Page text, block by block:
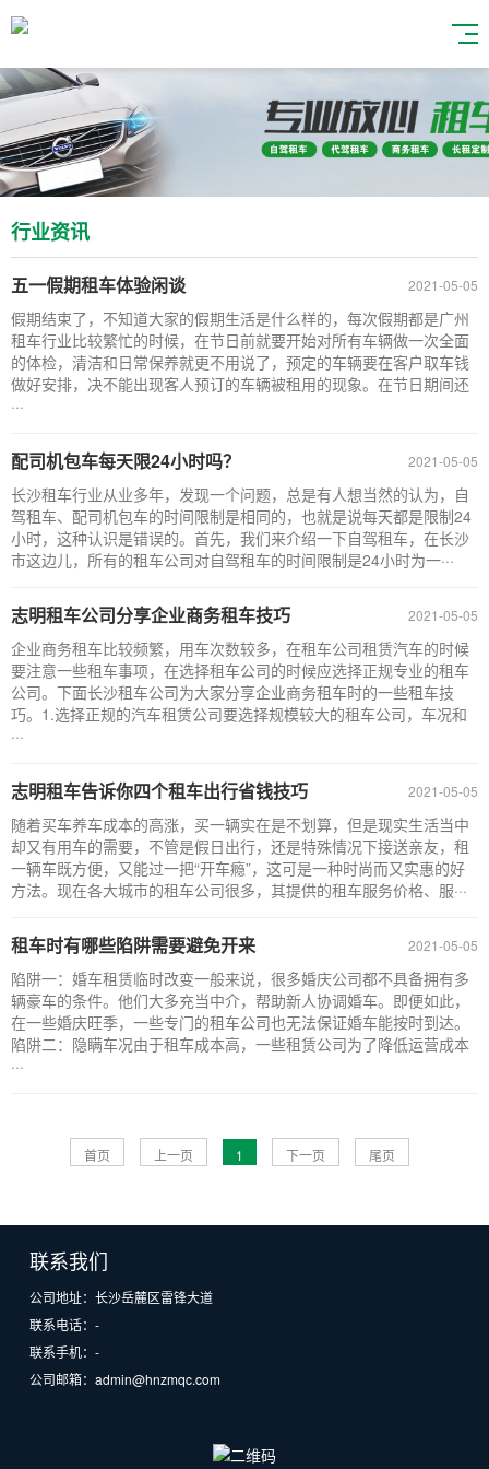
行业资讯
2021-05-05
五一假期租车体验闲谈
假期结束了，不知道大家的假期生活是什么样的，每次假期都是广州
租车行业比较繁忙的时候，在节日前就要开始对所有车辆做一次全面
的体检，清洁和日常保养就更不用说了，预定的车辆要在客户取车钱
做好安排，决不能出现客人预订的车辆被租用的现象。在节日期间还
···
2021-05-05
配司机包车每天限24小时吗？
长沙租车行业从业多年，发现一个问题，总是有人想当然的认为，自
驾租车、配司机包车的时间限制是相同的，也就是说每天都是限制24
小时，这种认识是错误的。首先，我们来介绍一下自驾租车，在长沙
市这边儿，所有的租车公司对自驾租车的时间限制是24小时为一···
2021-05-05
志明租车公司分享企业商务租车技巧
企业商务租车比较频繁，用车次数较多，在租车公司租赁汽车的时候
要注意一些租车事项，在选择租车公司的时候应选择正规专业的租车
公司。下面长沙租车公司为大家分享企业商务租车时的一些租车技
巧。1.选择正规的汽车租赁公司要选择规模较大的租车公司，车况和
···
2021-05-05
志明租车告诉你四个租车出行省钱技巧
随着买车养车成本的高涨，买一辆实在是不划算，但是现实生活当中
却又有用车的需要，不管是假日出行，还是特殊情况下接送亲友，租
一辆车既方便，又能过一把“开车瘾”，这可是一种时尚而又实惠的好
方法。现在各大城市的租车公司很多，其提供的租车服务价格、服···
2021-05-05
租车时有哪些陷阱需要避免开来
陷阱一：婚车租赁临时改变一般来说，很多婚庆公司都不具备拥有多
辆豪车的条件。他们大多充当中介，帮助新人协调婚车。即便如此，
在一些婚庆旺季，一些专门的租车公司也无法保证婚车能按时到达。
陷阱二：隐瞒车况由于租车成本高，一些租赁公司为了降低运营成本
···
首页 上一页 1 下一页 尾页
联系我们
公司地址：长沙岳麓区雷锋大道
联系电话：-
联系手机：-
公司邮箱：admin@hnzmqc.com